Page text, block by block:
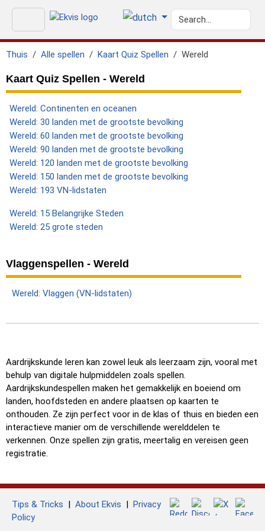
Thuis Alle spellen Kaart Quiz Spellen Wereld
Kaart Quiz Spellen - Wereld
Wereld: Continenten en oceanen
Wereld: 30 landen met de grootste bevolking
Wereld: 60 landen met de grootste bevolking
Wereld: 90 landen met de grootste bevolking
Wereld: 120 landen met de grootste bevolking
Wereld: 150 landen met de grootste bevolking
Wereld: 193 VN-lidstaten
Wereld: 15 Belangrijke Steden
Wereld: 25 grote steden
Vlaggenspellen - Wereld
Wereld: Vlaggen (VN-lidstaten)
Aardrijkskunde leren kan zowel leuk als leerzaam zijn, vooral met
behulp van digitale hulpmiddelen zoals spellen.
Aardrijkskundespellen maken het gemakkelijk en boeiend om
landen, hoofdsteden en andere plaatsen op kaarten te
onthouden. Ze zijn perfect voor in de klas of thuis en bieden een
interactieve manier om de verschillende werelddelen te
verkennen. Onze spellen zijn gratis, meertalig en vereisen geen
registratie.
Tips & Tricks | About Ekvis | Privacy
Policy